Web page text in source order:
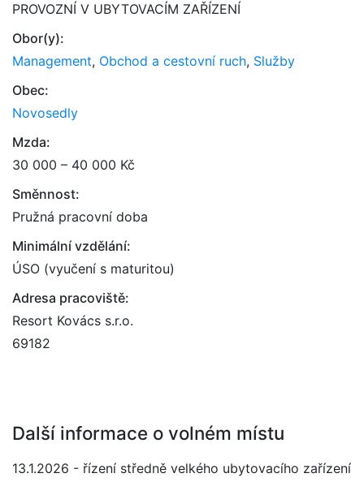
PROVOZNÍ V UBYTOVACÍM ZAŘÍZENÍ
Obor(y):
Management, Obchod a cestovní ruch, Služby
Obec:
Novosedly
Mzda:
30 000 – 40 000 Kč
Směnnost:
Pružná pracovní doba
Minimální vzdělání:
ÚSO (vyučení s maturitou)
Adresa pracoviště:
Resort Kovács s.r.o.
69182
Další informace o volném místu
13.1.2026 - řízení středně velkého ubytovacího zařízení